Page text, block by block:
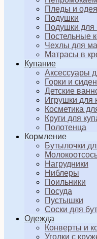
Пледы и
Подушки
Подушки
Постельные
Чехлы для
Матрасы в
Купание
Аксессуары
Горки и
Детские
Игрушки для
Косметика
Круги для
Полотенца
Кормление
Бутылочки
Нагрудники
Ниблеры
Поильники
Посуда
Пустышки
Соски для
Одежда
Конверты и
Уголки с